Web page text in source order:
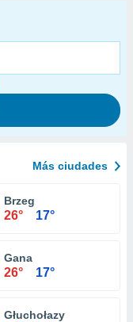
Más ciudades
Brzeg
26° 17°
Gana
26° 17°
Głuchołazy